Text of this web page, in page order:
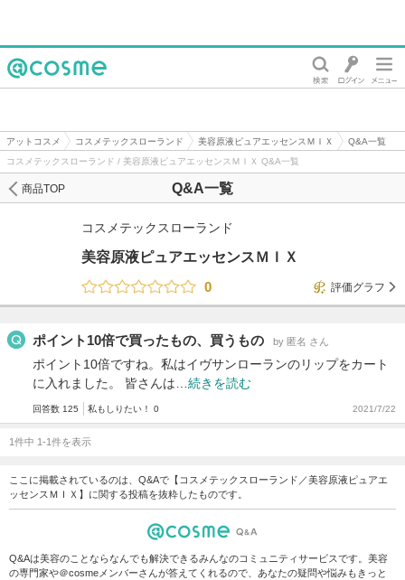
アットコスメ コスメテックスローランド 美容原液ピュアエッセンスＭＩＸ
Q&A一覧
コスメテックスローランド / 美容原液ピュアエッセンスＭＩＸ Q&A一覧
Q&A一覧
商品TOP
コスメテックスローランド
美容原液ピュアエッセンスＭＩＸ
0
評価グラフ
ポイント10倍で買ったもの、買うもの by 匿名 さん
ポイント10倍ですね。私はイヴサンローランのリップをカート
に入れました。 皆さんは… 続きを読む
回答数 125 私もしりたい！ 0 2021/7/22
1件中 1-1件を表示
ここに掲載されているのは、Q&Aで【コスメテックスローランド／美容原液ピュアエ
ッセンスＭＩＸ】に関する投稿を抜粋したものです。
Q&Aは美容のことならなんでも解決できるみんなのコミュニティサービスです。美容
の専門家や＠cosmeメンバーさんが答えてくれるので、あなたの疑問や悩みもきっと